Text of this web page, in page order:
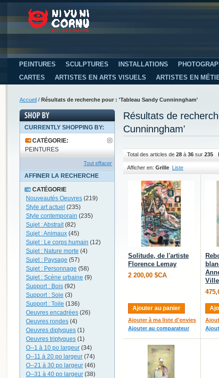
PEINTURES SCULPTURES INSTALLATIONS
CARTES
ARTISTES EN ARTS VISUELS ARTISTES EN
Accueil / Résultats de recherche pour : 'Tableau Sandy Cunninngham'
Résultats de
Cunninngham'
Total des articles de 28 à 36 sur 235
Afficher en: Grille Liste
Solitude, de l'artiste
Florence Lemay
2 200,00 $CA
Ajouter au panier
Ajouter à ma liste d'envies
Ajouter au comparateur
CURRENTLY SHOPPING BY:
CATÉGORIE:
PEINTURES
Tout effacer
AFFINER LA RECHERCHE
CATÉGORIE
Nouveautés Oeuvres (219)
Style art actuel (235)
Style contemporain (235)
Sujet : Abstrait(82)
Sujet : Animaux (45)
Sujet : Le corps humain (12)
Sujet : Nature morte (4)
Sujet : Paysage (57)
Sujet : Personnage (58)
Sujet : Scène urbaine (9)
Support : Bois (92)
Support : Soie (3)
Support : Toile (136)
Oeuvres encadrées (26)
Oeuvres rondes (4)
Oeuvres diptyques (1)
Oeuvres triptyques (1)
O--1 à 10 po largeur (34)
O--11 à 20 po largeur (74)
O--21 à 30 po largeur (46)
O--31 à 40 po largeur (38)